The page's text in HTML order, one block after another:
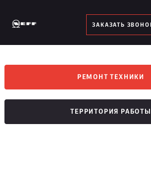
ЗАКАЗАТЬ
РЕМОНТ ТЕХНИКИ
ТЕРРИТОРИЯ РАБОТЫ